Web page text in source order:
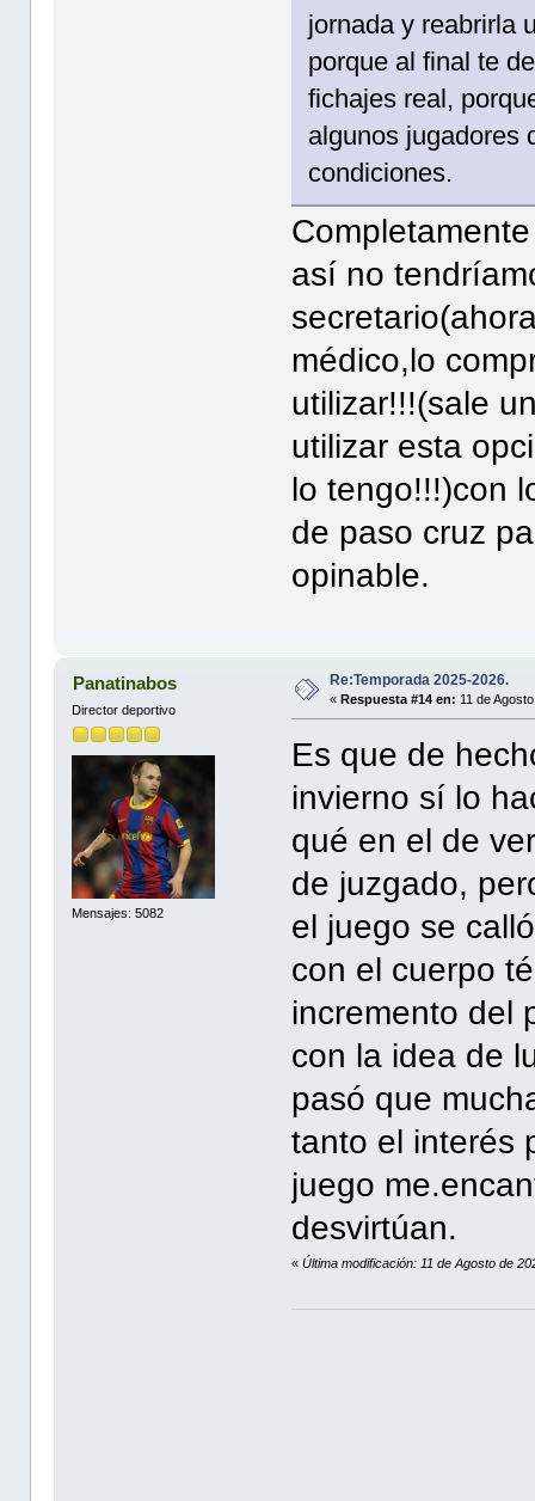
jornada y reabrirla
porque al final te
fichajes real,
algunos jugadores
condiciones.
así no
médico,lo
utilizar!!!(sale
utilizar esta
lo tengo!!!)con
de paso cruz
opinable.
Panatinabos
Director deportivo
Mensajes: 5082
Re:Temporada 2025-2026.
«Respuesta #14 en: 11 de
Es que de
invierno sí lo
qué en el de
de juzgado,
el juego se
con el cuerpo
incremento del
con la idea de
pasó que
tanto el interés
juego
desvirtúan.
«Última modificación: 11 de Agosto de